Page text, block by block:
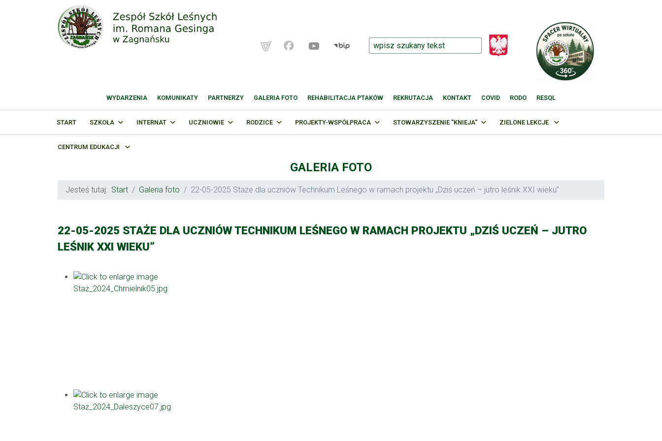
WYDARZENIA KOMUNIKATY PARTNERZY GALERIA FOTO REHABILITACJA PTAKÓW REKRUTACJA KONTAKT COVID RODO RESQL
START SZKOŁA INTERNAT UCZNIOWIE RODZICE PROJEKTY-WSPÓŁPRACA STOWARZYSZENIE "KNIEJA" ZIELONE LEKCJE
CENTRUM EDUKACJI
GALERIA FOTO
Jesteś tutaj: Start Galeria foto 22-05-2025 Staże dla uczniów Technikum Leśnego w ramach projektu „Dziś uczeń – jutro leśnik XXI wieku”
22-05-2025 STAŻE DLA UCZNIÓW TECHNIKUM LEŚNEGO W RAMACH PROJEKTU „DZIŚ UCZEŃ – JUTRO
LEŚNIK XXI WIEKU”